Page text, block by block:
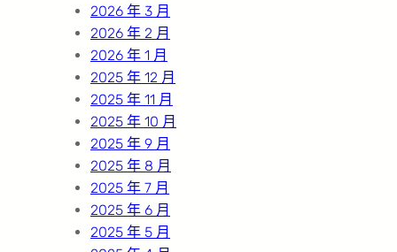
2026 年 3 月
2026 年 2 月
2026 年 1 月
2025 年 12 月
2025 年 11 月
2025 年 10 月
2025 年 9 月
2025 年 8 月
2025 年 7 月
2025 年 6 月
2025 年 5 月